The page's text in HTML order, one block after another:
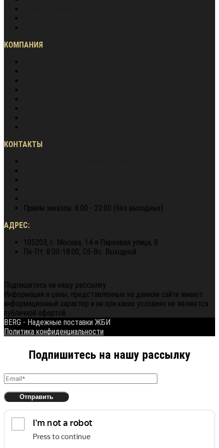
КОМПАНИЯ
КОНТАКТЫ
Приём заказов: 8.00 - 22.00 (без выходных)
АДРЕС:
105203, г. Москва, 14-я Парковая улица, 8
Пн-Пт: 8:00-18:00, Сб-Вс: Выходной
Подпишитесь на нашу рассылку
Информация и цены, представленные на данном сайте имеют
информационный характер и ни при каких условиях не являются
публичной офертой.
BERG - Надежные поставки ЖБИ
Политика конфиденциальности
Подпишитесь на нашу рассылку